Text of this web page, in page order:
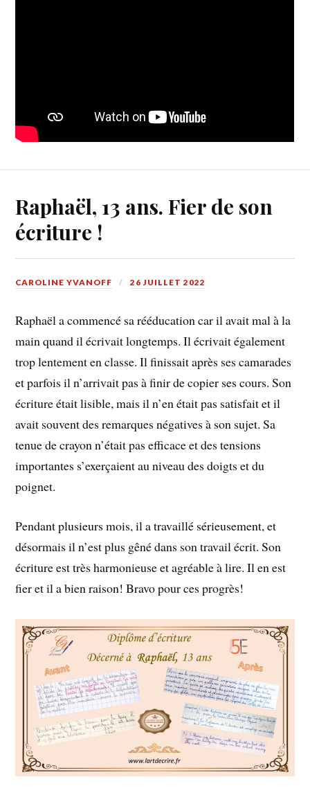
Raphaël, 13 ans. Fier de son
écriture !
CAROLINE YVANOFF 26 JUILLET 2022
Raphaël a commencé sa rééducation car il avait mal à la
main quand il écrivait longtemps. Il écrivait également
trop lentement en classe. Il finissait après ses camarades
et parfois il n’arrivait pas à finir de copier ses cours. Son
écriture était lisible, mais il n’en était pas satisfait et il
avait souvent des remarques négatives à son sujet. Sa
tenue de crayon n’était pas efficace et des tensions
importantes s’exerçaient au niveau des doigts et du
poignet.
Pendant plusieurs mois, il a travaillé sérieusement, et
désormais il n’est plus gêné dans son travail écrit. Son
écriture est très harmonieuse et agréable à lire. Il en est
fier et il a bien raison! Bravo pour ces progrès!